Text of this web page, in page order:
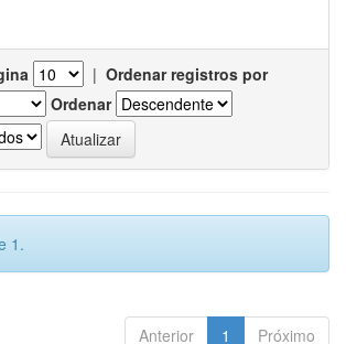
| Ordenar registros por
Ordenar
1.
Anterior 1 Próximo